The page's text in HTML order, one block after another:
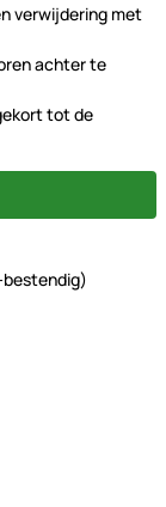
verwijdering met
achter te
tot de